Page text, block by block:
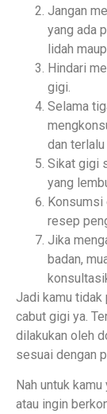
Jangan
yang ada
lidah
Hindari
gigi.
Selama
dan terlalu
Sikat gigi
yang
Konsumsi
resep
Jika
badan,
Jadi kamu tidak
cabut gigi ya.
dilakukan oleh
sesuai dengan
Nah untuk
atau ingin